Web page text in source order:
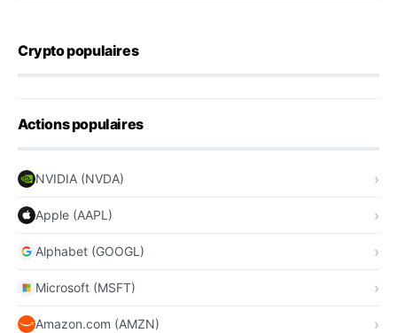
Crypto populaires
Actions populaires
NVIDIA (NVDA)
Apple (AAPL)
Alphabet (GOOGL)
Microsoft (MSFT)
Amazon.com (AMZN)